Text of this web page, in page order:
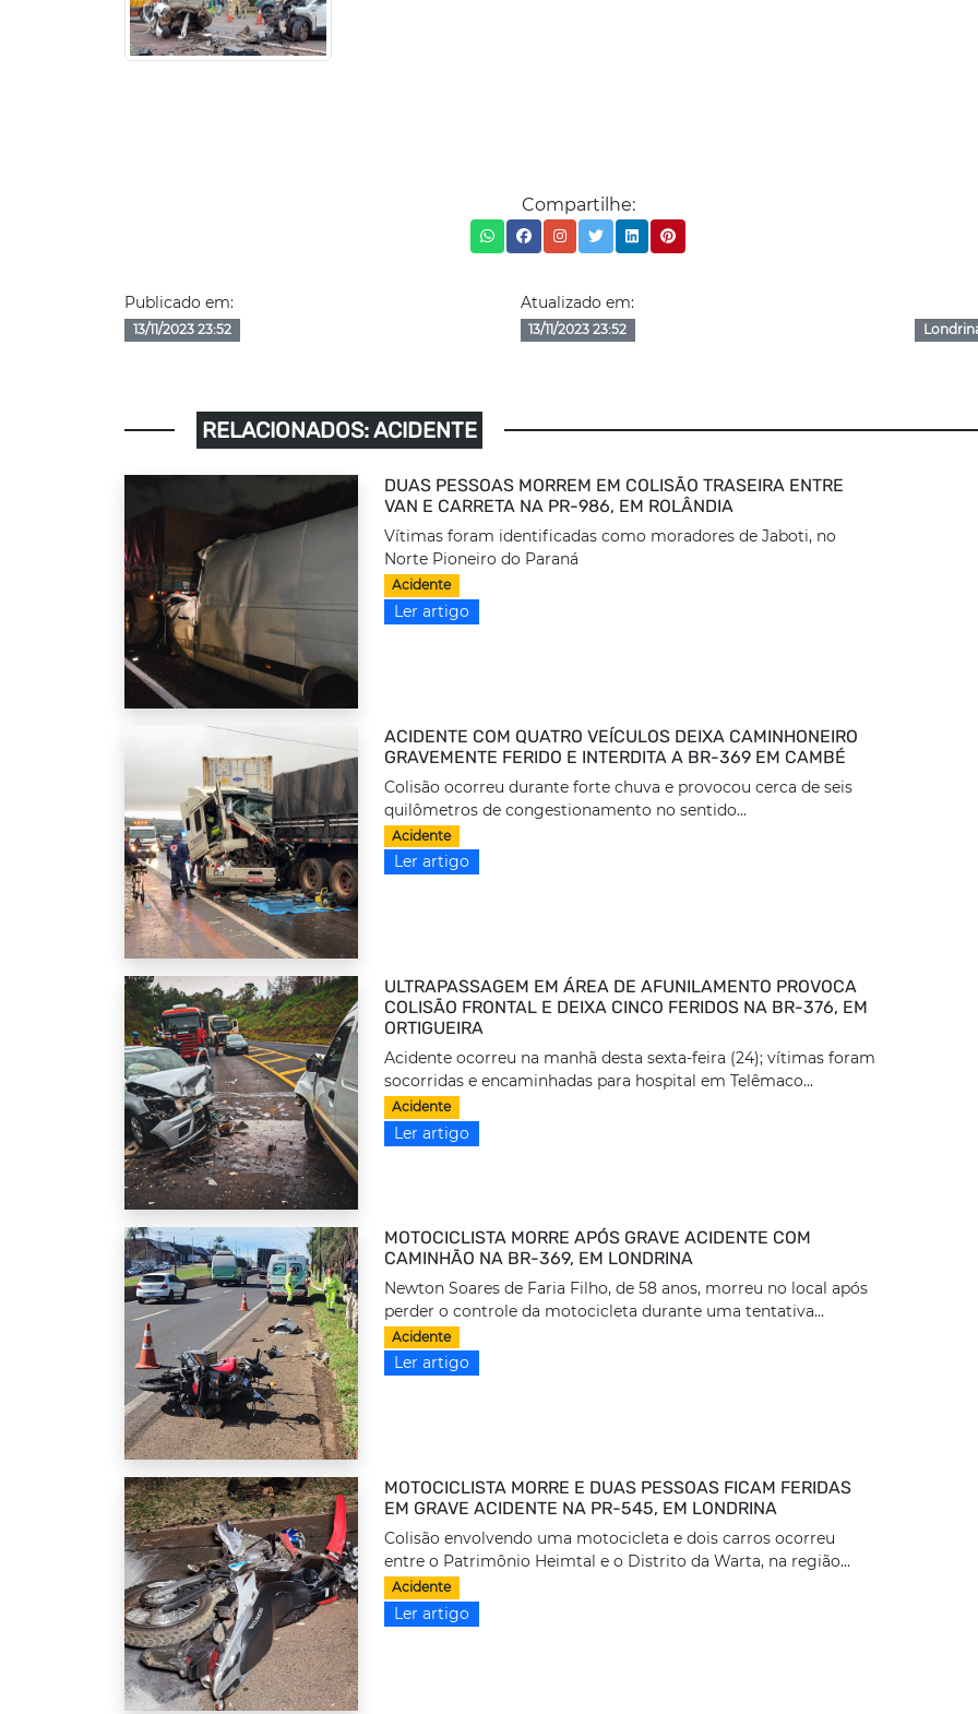
Compartilhe:
Publicado em:
13/11/2023 23:52
Atualizado em:
13/11/2023 23:52
RELACIONADOS: ACIDENTE
DUAS PESSOAS MORREM EM COLISÃO TRASEIRA ENTRE
VAN E CARRETA NA PR-986, EM ROLÂNDIA
Vítimas foram identificadas como moradores de Jaboti, no
Norte Pioneiro do Paraná
Acidente
Ler artigo
ACIDENTE COM QUATRO VEÍCULOS DEIXA CAMINHONEIRO
GRAVEMENTE FERIDO E INTERDITA A BR-369 EM CAMBÉ
Colisão ocorreu durante forte chuva e provocou cerca de seis
quilômetros de congestionamento no sentido...
Acidente
Ler artigo
ULTRAPASSAGEM EM ÁREA DE AFUNILAMENTO PROVOCA
COLISÃO FRONTAL E DEIXA CINCO FERIDOS NA BR-376, EM
ORTIGUEIRA
Acidente ocorreu na manhã desta sexta-feira (24); vítimas foram
socorridas e encaminhadas para hospital em Telêmaco...
Acidente
Ler artigo
MOTOCICLISTA MORRE APÓS GRAVE ACIDENTE COM
CAMINHÃO NA BR-369, EM LONDRINA
Newton Soares de Faria Filho, de 58 anos, morreu no local após
perder o controle da motocicleta durante uma tentativa...
Acidente
Ler artigo
MOTOCICLISTA MORRE E DUAS PESSOAS FICAM FERIDAS
EM GRAVE ACIDENTE NA PR-545, EM LONDRINA
Colisão envolvendo uma motocicleta e dois carros ocorreu
entre o Patrimônio Heimtal e o Distrito da Warta, na região...
Acidente
Ler artigo